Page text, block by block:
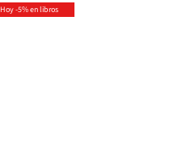
Hoy -5% en libros